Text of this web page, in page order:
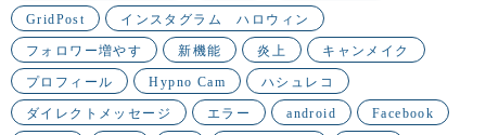
GridPost インスタグラム ハロウィン
フォロワー増やす 新機能 炎上 キャンメイク
プロフィール Hypno Cam ハシュレコ
ダイレクトメッセージ エラー android Facebook